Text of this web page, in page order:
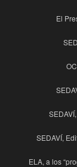
El
SEDAVÍ,
ELA, a los